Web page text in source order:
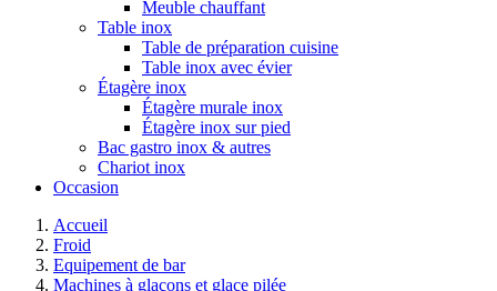
Meuble chauffant
Table inox
Table de préparation cuisine
Table inox avec évier
Étagère inox
Étagère murale inox
Étagère inox sur pied
Bac gastro inox & autres
Chariot inox
Occasion
Accueil
Froid
Equipement de bar
Machines à glaçons et glace pilée